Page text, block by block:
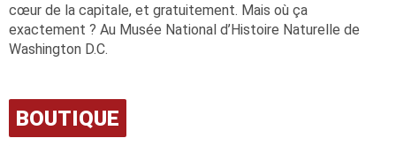
cœur de la capitale, et gratuitement. Mais où ça
exactement ? Au Musée National d’Histoire Naturelle de
Washington D.C.
BOUTIQUE